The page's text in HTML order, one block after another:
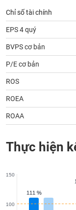
Chỉ số tài chính
EPS 4 quý
BVPS cơ bản
P/E cơ bản
ROS
ROEA
ROAA
Thực hiện
111 %
111 %
100
150